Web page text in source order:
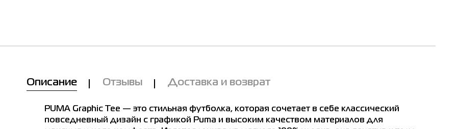
Описание Отзывы Доставка и возврат
PUMA Graphic Tee — это стильная футболка, которая сочетает в себе классический
повседневный дизайн с графикой Puma и высоким качеством материалов для